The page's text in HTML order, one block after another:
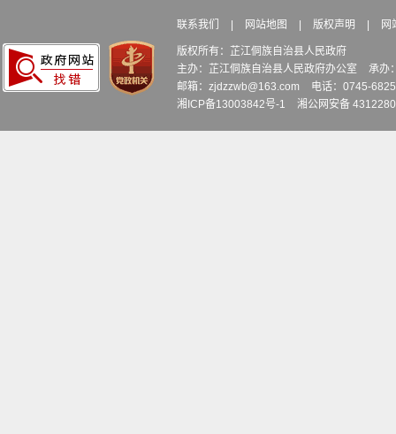
联系我们 网站地图 版权声明 网
版权所有：芷江侗族自治县人民政府
主办：芷江侗族自治县人民政府办公室
承办
邮箱：zjdzzwb@163.com
电话：0745-
湘ICP备13003842号-1
湘公网安备